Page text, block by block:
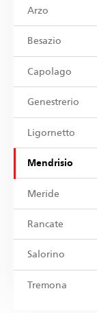
Arzo
Besazio
Capolago
Genestrerio
Ligornetto
Mendrisio
Meride
Rancate
Salorino
Tremona